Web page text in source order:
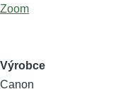
Zoom
Výrobce
Canon